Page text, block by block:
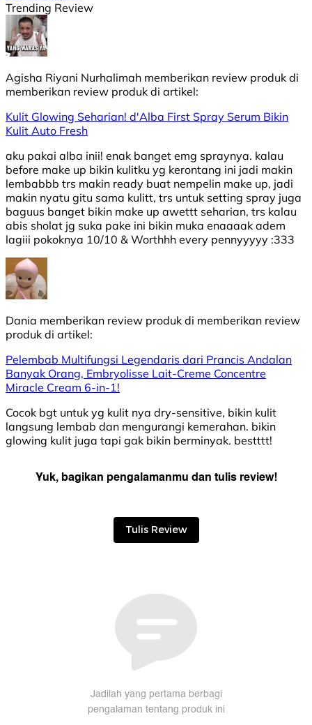
Trending Review
Agisha Riyani Nurhalimah memberikan review produk di
memberikan review produk di artikel:
Kulit Glowing Seharian! d'Alba First Spray Serum Bikin
Kulit Auto Fresh
aku pakai alba inii! enak banget emg spraynya. kalau
before make up bikin kulitku yg kerontang ini jadi makin
lembabbb trs makin ready buat nempelin make up, jadi
makin nyatu gitu sama kulitt, trs untuk setting spray juga
baguus banget bikin make up awettt seharian, trs kalau
abis sholat jg suka pake ini bikin muka enaaaak adem
lagiii pokoknya 10/10 & Worthhh every pennyyyyy :333
Dania memberikan review produk di memberikan review
produk di artikel:
Pelembab Multifungsi Legendaris dari Prancis Andalan
Banyak Orang, Embryolisse Lait-Creme Concentre
Miracle Cream 6-in-1!
Cocok bgt untuk yg kulit nya dry-sensitive, bikin kulit
langsung lembab dan mengurangi kemerahan. bikin
glowing kulit juga tapi gak bikin berminyak. bestttt!